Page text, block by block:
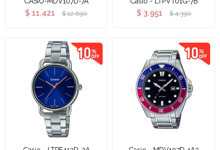
$ 11.421 $ 12.690 $ 3.951 $ 4.390